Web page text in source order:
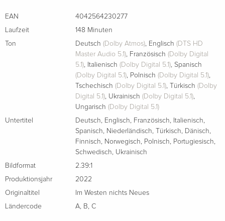
EAN
4042564230277
Laufzeit
148 Minuten
Ton
Deutsch (Dolby Atmos), Englisch (DTS HD
Master Audio 5.1), Französisch (Dolby Digital
5.1), Italienisch (Dolby Digital 5.1), Spanisch
(Dolby Digital 5.1), Polnisch (Dolby Digital 5.1),
Tschechisch (Dolby Digital 5.1), Türkisch (Dolby
Digital 5.1), Ukrainisch (Dolby Digital 5.1),
Ungarisch (Dolby Digital 5.1)
Untertitel
Deutsch, Englisch, Französisch, Italienisch,
Spanisch, Niederländisch, Türkisch, Dänisch,
Finnisch, Norwegisch, Polnisch, Portugiesisch,
Schwedisch, Ukrainisch
Bildformat
2.39:1
Produktionsjahr
2022
Originaltitel
Im Westen nichts Neues
Ländercode
A, B, C